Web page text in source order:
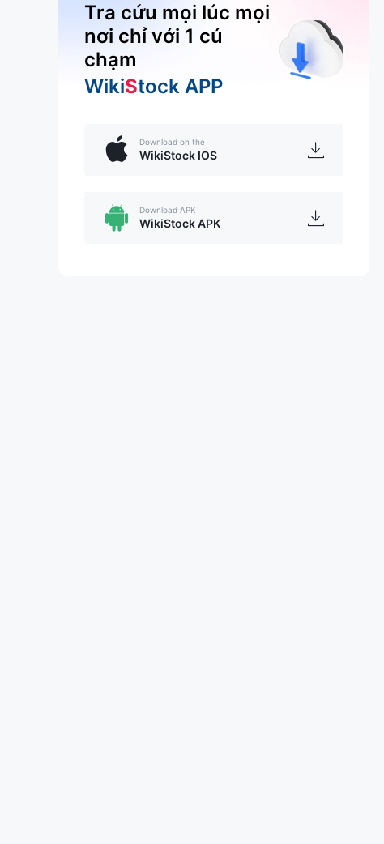
Tra cứu mọi lúc mọi
nơi chỉ với 1 cú
chạm
WikiStock APP
Download on the
WikiStock IOS
Download APK
WikiStock APK